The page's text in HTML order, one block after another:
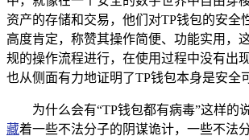
资产的存储和交易，他们对TP钱包的安全
高度肯定，称赞其操作简便、功能实用，
规的操作流程进行，在使用过程中没有出
也从侧面有力地证明了TP钱包本身是安全
为什么会有“TP钱包都有病毒”这样的
藏着一些不法分子的阴谋诡计，一些不法